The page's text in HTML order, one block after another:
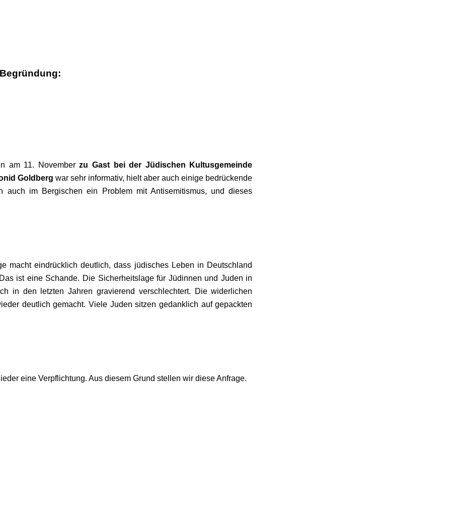
Begründung:
am 11. Novemberzu Gast bei der Jüdischen Kultusgemeinde
Goldberg war sehr informativ, hielt aber auch einige bedrückende
auch im Bergischen ein Problem mit Antisemitismus, und dieses
macht eindrücklich deutlich, dass jüdisches Leben in Deutschland
ist eine Schande. Die Sicherheitslage für Jüdinnen und Juden in
in den letzten Jahren gravierend verschlechtert. Die widerlichen
deutlich gemacht. Viele Juden sitzen gedanklich auf gepackten
eine Verpflichtung. Aus diesem Grund stellen wir diese Anfrage.